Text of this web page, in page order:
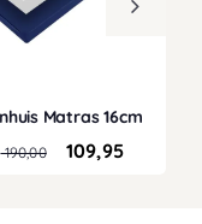
Matras 16cm
190,00 109,95